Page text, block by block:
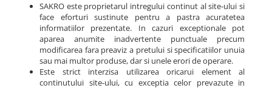
SAKRO este proprietarul intregului continut al site-ului si
face eforturi sustinute pentru a pastra acuratetea
informatiilor prezentate. In cazuri exceptionale pot
aparea anumite inadvertente punctuale precum
modificarea fara preaviz a pretului si specificatiilor unuia
sau mai multor produse, dar si unele erori de operare.
Este strict interzisa utilizarea oricarui element al
continutului site-ului, cu exceptia celor prevazute in